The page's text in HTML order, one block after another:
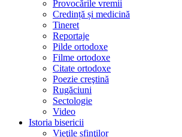
Provocările vremii
Credință și medicină
Tineret
Reportaje
Pilde ortodoxe
Filme ortodoxe
Citate ortodoxe
Poezie creştină
Rugăciuni
Sectologie
Video
Istoria bisericii
Vieţile sfinţilor